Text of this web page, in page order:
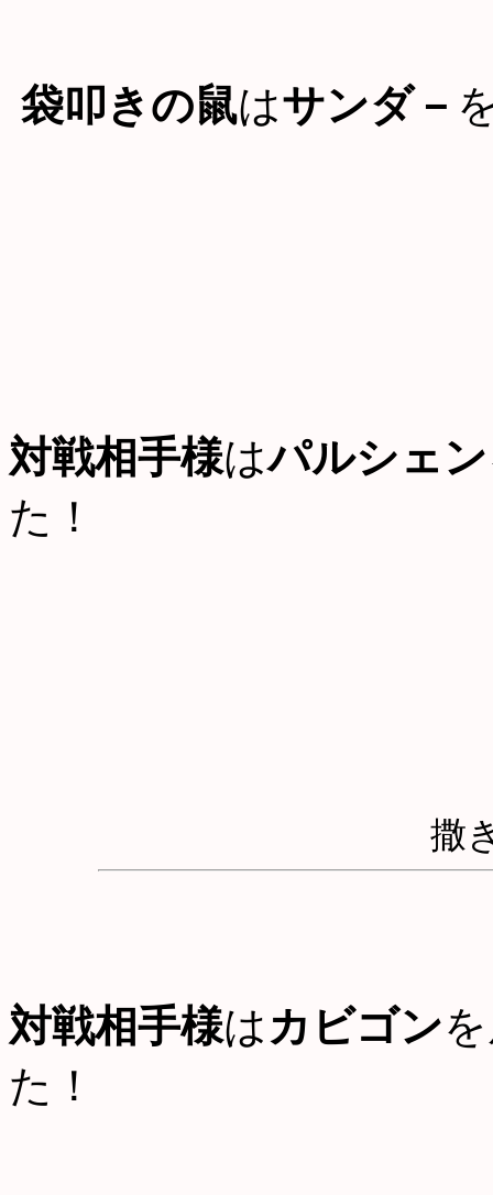
袋叩きの鼠はサンダ－
対戦相手様はパルシェン
た！
撒
対戦相手様は カビゴン
た！